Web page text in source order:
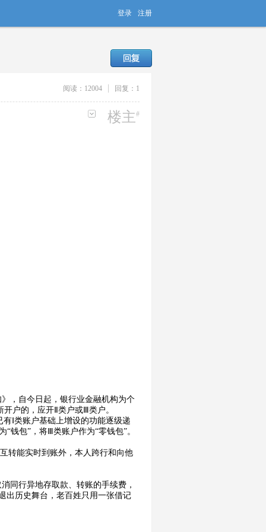
登录 注册
阅读： 12004 回复： 1
楼主#
，自今日起，银行业金融机构为个
户的，应开Ⅱ类户或Ⅲ类户。
Ⅰ类账户基础上增设的功能逐级递
钱包”，将Ⅲ类账户作为“零钱包”。
转能实时到账外，本人跨行和向他
同行异地存取款、转账的手续费，
出历史舞台，老百姓只用一张借记